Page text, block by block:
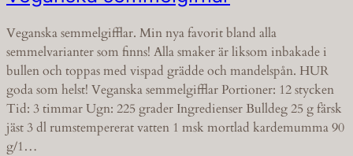
Veganska semmelgifflar. Min nya favorit bland alla
semmelvarianter som finns! Alla smaker är liksom inbakade i
bullen och toppas med vispad grädde och mandelspån. HUR
goda som helst! Veganska semmelgifflar Portioner: 12 stycken
Tid: 3 timmar Ugn: 225 grader Ingredienser Bulldeg 25 g färsk
jäst 3 dl rumstempererat vatten 1 msk mortlad kardemumma 90
g/1…